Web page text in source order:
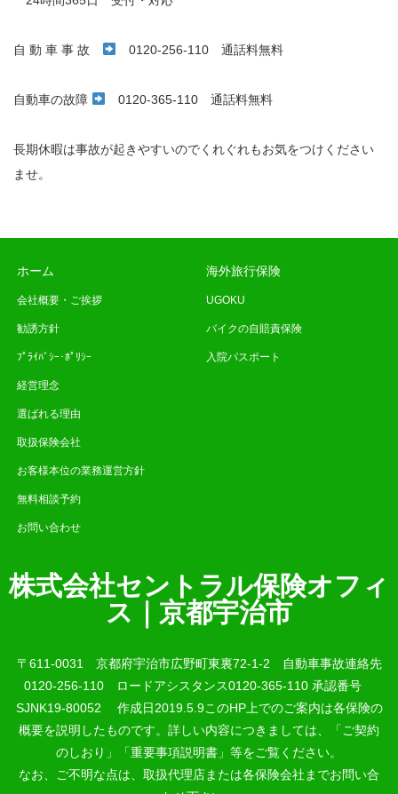
自 動 車 事 故 0120-256-110 通話料無料
自動車の故障 0120-365-110 通話料無料
長期休暇は事故が起きやすいのでくれぐれもお気をつけください
ませ。
ホーム
会社概要・ご挨拶
勧誘方針
ﾌﾟﾗｲﾊﾞｼｰ･ﾎﾟﾘｼｰ
経営理念
選ばれる理由
取扱保険会社
お客様本位の業務運営方針
無料相談予約
お問い合わせ
海外旅行保険
UGOKU
バイクの自賠責保険
入院パスポート
株式会社セントラル保険オフィ
ス｜京都宇治市
〒611-0031 京都府宇治市広野町東裏72-1-2 自動車事故連絡先
0120-256-110 ロードアシスタンス0120-365-110 承認番号
SJNK19-80052 作成日2019.5.9このHP上でのご案内は各保険の
概要を説明したものです。詳しい内容につきましては、「ご契約
のしおり」「重要事項説明書」等をご覧ください。
なお、ご不明な点は、取扱代理店または各保険会社までお問い合